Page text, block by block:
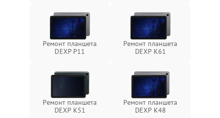
Ремонт планшета
DEXP P11
Ремонт планшета
DEXP K61
Ремонт планшета
DEXP K51
Ремонт планшета
DEXP K48